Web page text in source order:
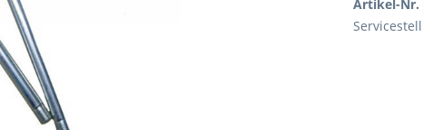
Artikel-Nr.